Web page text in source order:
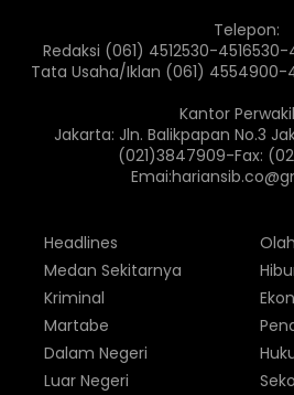
Telepon:
Redaksi (061) 4512530-4516530-
Tata Usaha/Iklan (061)
Kantor
Jakarta: Jln. Balikpapan No.3
(021)3847909-Fax:
Headlines
Medan Sekitarnya
Kriminal
Martabe
Dalam Negeri
Luar Negeri